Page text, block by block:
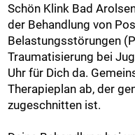
Schön Klink Bad
der Behandlung von
Belastungsstörungen
Traumatisierung bei
Uhr für Dich da.
Therapieplan ab, der
zugeschnitten ist.